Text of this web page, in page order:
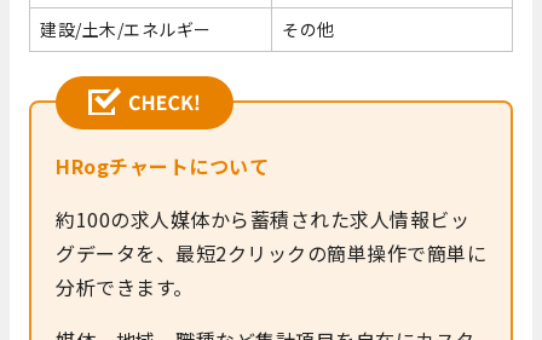
建設/土木/エネルギー その他
HRogチャートについて
約100の求人媒体から蓄積された求人情報ビッ
グデータを、最短2クリックの簡単操作で簡単に
分析できます。